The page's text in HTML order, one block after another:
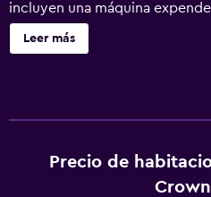
incluyen una máquina
alojamientos con aire
gratuita y tabla de planchar
Los huéspedes pueden
nuestro acceso a Internet wifi
Leer más
Precio de